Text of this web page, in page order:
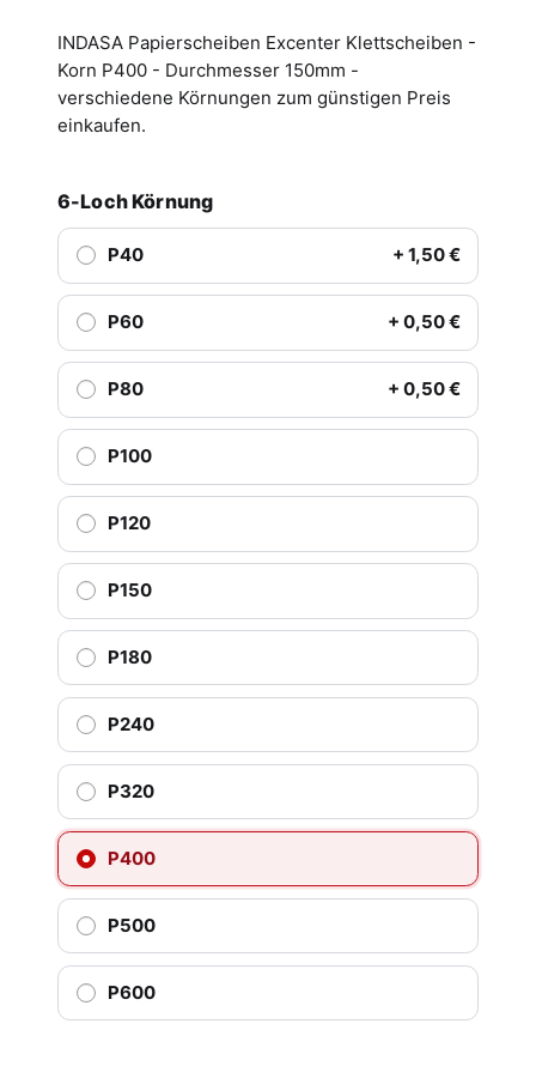
INDASA Papierscheiben Excenter Klettscheiben -
Korn P400 - Durchmesser 150mm -
verschiedene Körnungen zum günstigen Preis
einkaufen.
6-Loch Körnung
P40 + 1,50 €
P60 + 0,50 €
P80 + 0,50 €
P100
P120
P150
P180
P240
P320
P400
P500
P600